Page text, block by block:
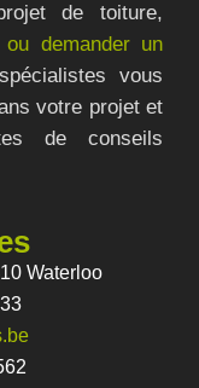
de toiture,
ou demander un
vous
votre projet et
de conseils
Waterloo